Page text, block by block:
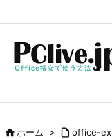
ホーム >  office-ex